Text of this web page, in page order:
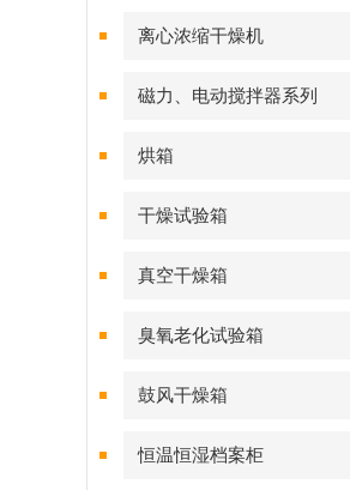
离心浓缩干燥机
磁力、电动搅拌器系列
烘箱
干燥试验箱
真空干燥箱
臭氧老化试验箱
鼓风干燥箱
恒温恒湿档案柜